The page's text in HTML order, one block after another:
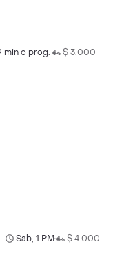
min o prog.• $ 3.000
Sab, 1 PM• $ 4.000